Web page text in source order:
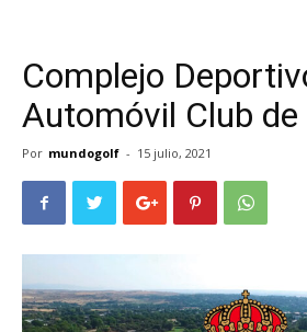
Complejo
Automóvil Club de
Por mundogolf - 15 julio, 2021